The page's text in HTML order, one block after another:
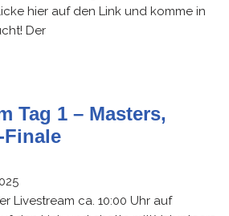
hier auf den Link und komme in
Der
Tag 1 – Masters,
Livestream ca. 10:00 Uhr auf